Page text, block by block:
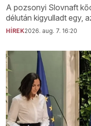
A pozsonyi Slovnaft
délután kigyulladt egy,
HÍREK2026. aug. 7. 16:20